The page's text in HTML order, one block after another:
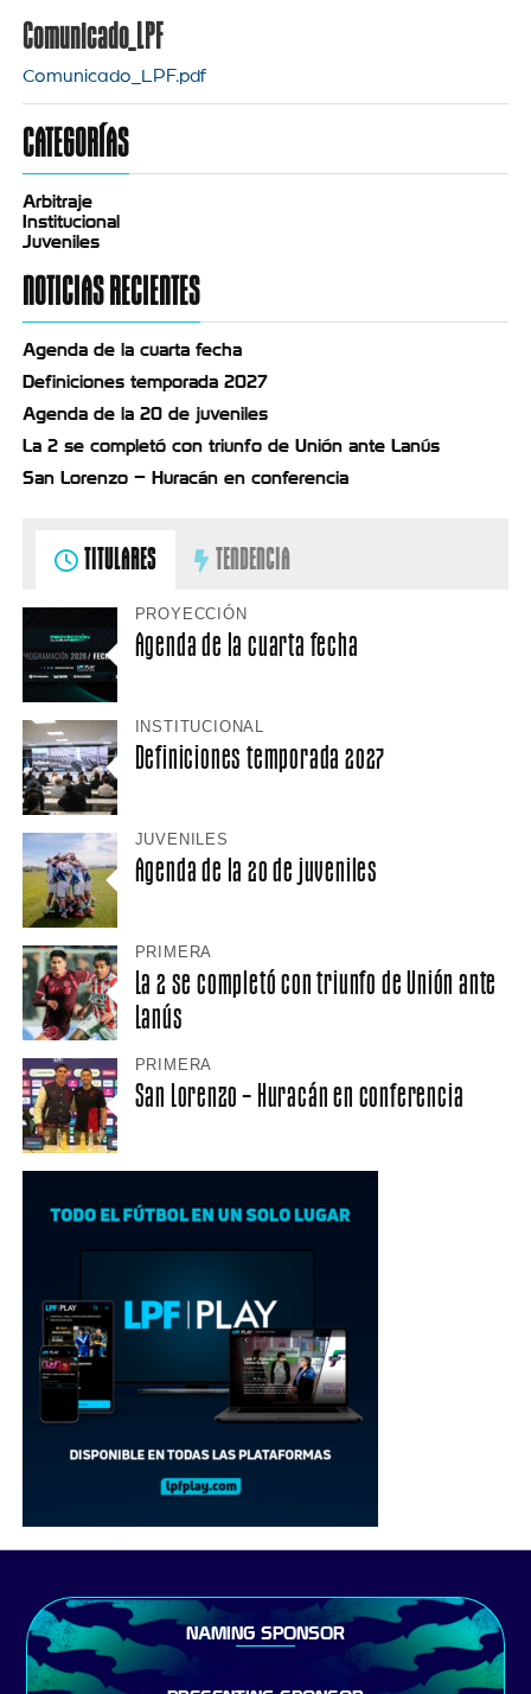
Comunicado_LPF
Comunicado_LPF.pdf
CATEGORÍAS
Arbitraje
Institucional
Juveniles
NOTICIAS RECIENTES
Agenda de la cuarta fecha
Definiciones temporada 2027
Agenda de la 20 de juveniles
La 2 se completó con triunfo de Unión ante Lanús
San Lorenzo – Huracán en conferencia
TITULARES TENDENCIA
PROYECCIÓN
Agenda de la cuarta fecha
INSTITUCIONAL
Definiciones temporada 2027
JUVENILES
Agenda de la 20 de juveniles
PRIMERA
La 2 se completó con triunfo de Unión ante
Lanús
PRIMERA
San Lorenzo – Huracán en conferencia
NAMING SPONSOR